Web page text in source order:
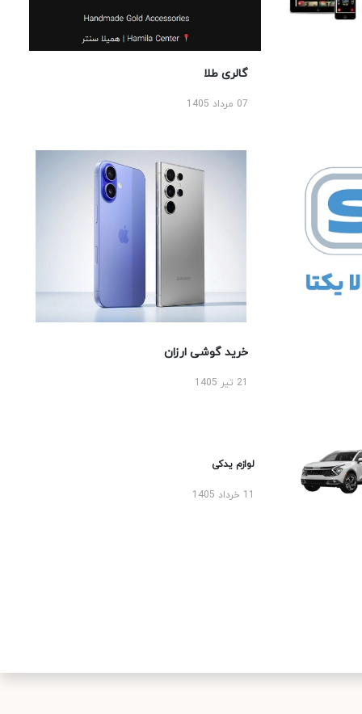
گالری طلا
07 مرداد 1405
خرید گوشی ارزان
لوازم یدکی